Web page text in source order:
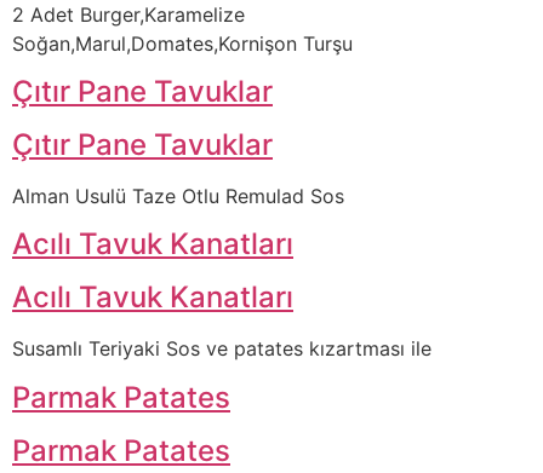
2 Adet Burger,Karamelize
Soğan,Marul,Domates,Kornişon Turşu
Çıtır Pane Tavuklar
Çıtır Pane Tavuklar
Alman Usulü Taze Otlu Remulad Sos
Acılı Tavuk Kanatları
Acılı Tavuk Kanatları
Susamlı Teriyaki Sos ve patates kızartması ile
Parmak Patates
Parmak Patates